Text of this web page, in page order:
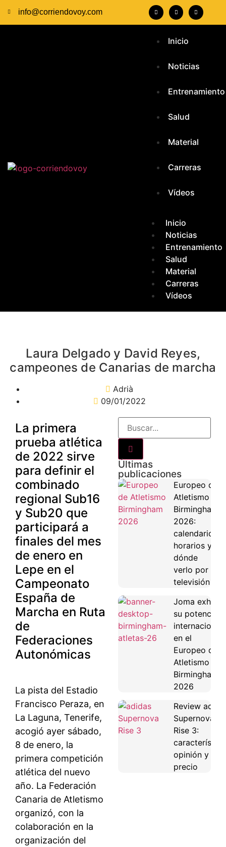
info@corriendovoy.com
Inicio
Noticias
Entrenamiento
Salud
Material
Carreras
Vídeos
Inicio
Noticias
Entrenamiento
Salud
Material
Carreras
Vídeos
Laura Delgado y David Reyes,
campeones de Canarias de marcha
Adrià
09/01/2022
La primera
prueba atlética
de 2022 sirve
para definir el
combinado
regional Sub16
y Sub20 que
participará a
finales del mes
de enero en
Lepe en el
Campeonato
España de
Marcha en Ruta
de
Federaciones
Autonómicas
La pista del Estadio
Francisco Peraza, en
La Laguna, Tenerife,
acogió ayer sábado,
8 de enero, la
primera competición
atlética del nuevo
año. La Federación
Canaria de Atletismo
organizó, con la
colaboración en la
organización del
Últimas
publicaciones
Europeo de
Atletismo
Birmingham
2026:
calendario,
horarios y
dónde
verlo por
televisión
Joma exhibe
su potencial
internacional
en el
Europeo de
Atletismo de
Birmingham
2026
Review
Supernova
Rise 3:
opinión y
precio